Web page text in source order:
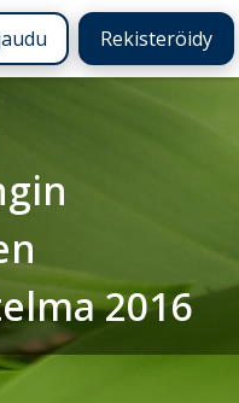
Rekisteröidy
2016